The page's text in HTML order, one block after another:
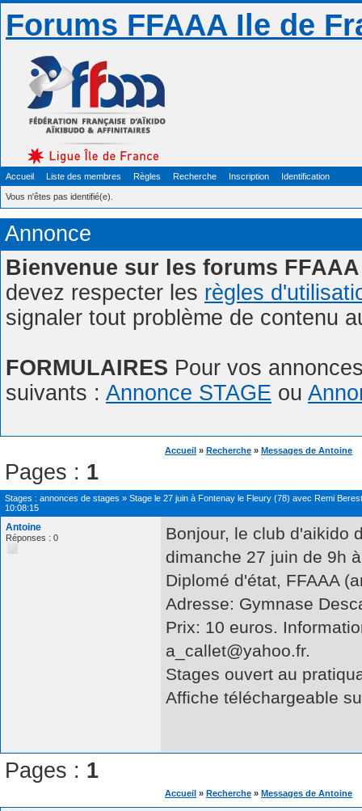
Forums FFAAA Ile de
Accueil Liste des membres Règles Recherche Inscription Identification
Vous n'êtes pas identifié(e).
Annonce
Bienvenue sur les forums FFAAA
devez respecter les règles
signaler tout problème de contenu
FORMULAIRES Pour vos
suivants : Annonce STAGE ou
Accueil » Recherche » Messages de Antoine
Pages : 1
Stages : annonces de stages » Stage le 27 juin à Fontenay le Fleury (78) avec Remi
10:08:15
Antoine
Réponses : 0
Bonjour, le club d'aikido
dimanche 27 juin de 9h
Diplomé d'état, FFAAA
Adresse: Gymnase
Prix: 10 euros.
a_callet@yahoo.fr.
Stages ouvert au
Affiche téléchargeable
Pages : 1
Accueil » Recherche » Messages de Antoine